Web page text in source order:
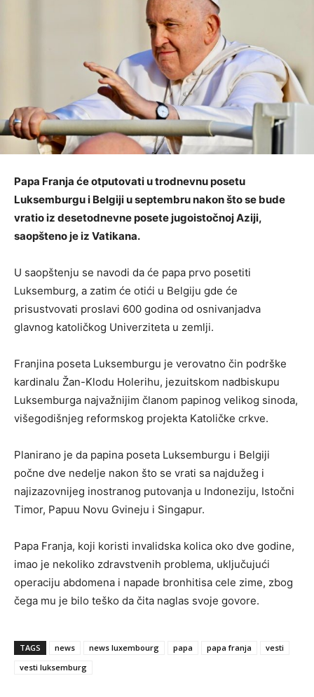
Papa Franja će otputovati u trodnevnu posetu
Luksemburgu i Belgiji u septembru nakon što se bude
vratio iz desetodnevne posete jugoistočnoj Aziji,
saopšteno je iz Vatikana.
U saopštenju se navodi da će papa prvo posetiti
Luksemburg, a zatim će otići u Belgiju gde će
prisustvovati proslavi 600 godina od osnivanjadva
glavnog katoličkog Univerziteta u zemlji.
Franjina poseta Luksemburgu je verovatno čin podrške
kardinalu Žan-Klodu Holerihu, jezuitskom nadbiskupu
Luksemburga najvažnijim članom papinog velikog sinoda,
višegodišnjeg reformskog projekta Katoličke crkve.
Planirano je da papina poseta Luksemburgu i Belgiji
počne dve nedelje nakon što se vrati sa najdužeg i
najizazovnijeg inostranog putovanja u Indoneziju, Istočni
Timor, Papuu Novu Gvineju i Singapur.
Papa Franja, koji koristi invalidska kolica oko dve godine,
imao je nekoliko zdravstvenih problema, uključujući
operaciju abdomena i napade bronhitisa cele zime, zbog
čega mu je bilo teško da čita naglas svoje govore.
TAGS news news luxembourg papa papa franja
vesti
vesti luksemburg